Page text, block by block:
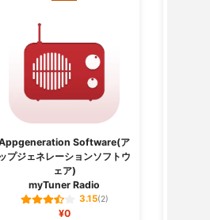
Software(ア
ップジェネレーションソフトウ
ェア)
myTuner Radio
3.15(2)
¥0